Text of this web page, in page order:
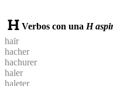
Verbos con una H
haïr
hacher
hachurer
haler
haleter